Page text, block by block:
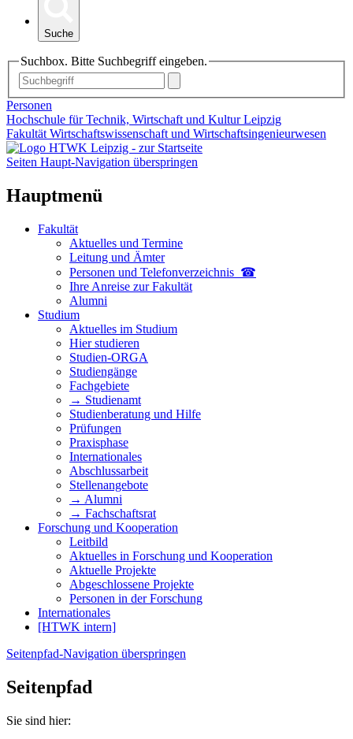
Suche
Suchbox. Bitte Suchbegriff eingeben.
Personen
Hochschule für Technik, Wirtschaft und Kultur Leipzig
Fakultät Wirtschaftswissenschaft und Wirtschaftsingenieurwesen
Seiten Haupt-Navigation überspringen
Hauptmenü
Fakultät
Aktuelles und Termine
Leitung und Ämter
Personen und Telefon­verzeichnis ☎
Ihre Anreise zur Fakultät
Alumni
Studium
Aktuelles im Studium
Hier studieren
Studien-ORGA
Studiengänge
Fachgebiete
→ Studienamt
Studienberatung und Hilfe
Prüfungen
Praxisphase
Internationales
Abschlussarbeit
Stellenangebote
→ Alumni
→ Fachschaftsrat
Forschung und Kooperation
Leitbild
Aktuelles in Forschung und Kooperation
Aktuelle Projekte
Abgeschlossene Projekte
Personen in der Forschung
Internationales
[HTWK intern]
Seitenpfad-Navigation überspringen
Seitenpfad
Sie sind hier: